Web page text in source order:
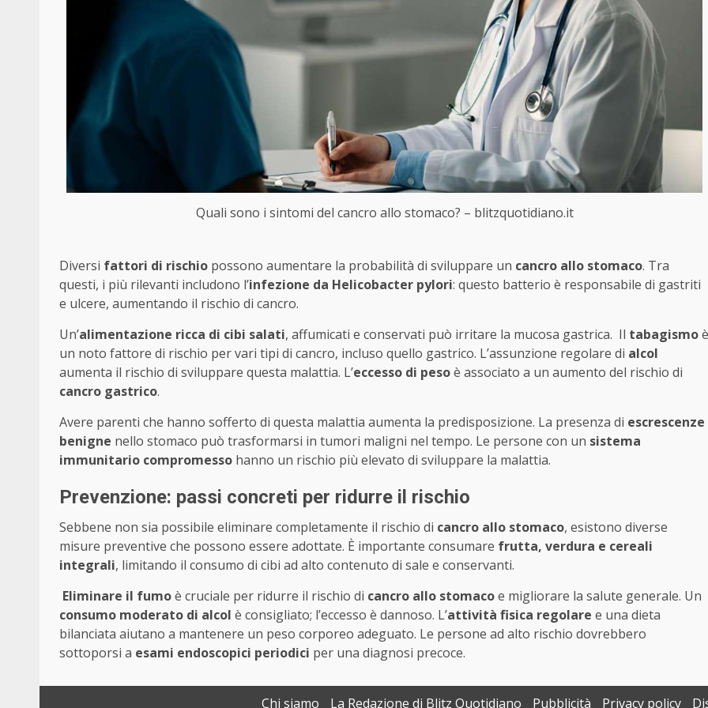
Quali sono i sintomi del cancro allo stomaco? – blitzquotidiano.it
Diversi fattori di rischio possono aumentare la probabilità di sviluppare un cancro allo stomaco. Tra
questi, i più rilevanti includono l’infezione da Helicobacter pylori: questo batterio è responsabile di gastriti
e ulcere, aumentando il rischio di cancro.
Un’alimentazione ricca di cibi salati, affumicati e conservati può irritare la mucosa gastrica. Il tabagismoè
un noto fattore di rischio per vari tipi di cancro, incluso quello gastrico. L’assunzione regolare di alcol
aumenta il rischio di sviluppare questa malattia. L’eccesso di pesoè associato a un aumento del rischio di
cancro gastrico.
Avere parenti che hanno sofferto di questa malattia aumenta la predisposizione. La presenza di escrescenze
benigne nello stomaco può trasformarsi in tumori maligni nel tempo. Le persone con un sistema
immunitario compromesso hanno un rischio più elevato di sviluppare la malattia.
Prevenzione: passi concreti per ridurre il rischio
Sebbene non sia possibile eliminare completamente il rischio di cancro allo stomaco, esistono diverse
misure preventive che possono essere adottate. È importante consumare frutta, verdura e cereali
integrali, limitando il consumo di cibi ad alto contenuto di sale e conservanti.
Eliminare il fumoè cruciale per ridurre il rischio di cancro allo stomacoe migliorare la salute generale. Un
consumo moderato di alcol è consigliato; l’eccesso è dannoso. L’attività fisica regolare e una dieta
bilanciata aiutano a mantenere un peso corporeo adeguato. Le persone ad alto rischio dovrebbero
sottoporsi a esami endoscopici periodici per una diagnosi precoce.
Chi siamo La Redazione di Blitz Quotidiano Pubblicità Privacy policy